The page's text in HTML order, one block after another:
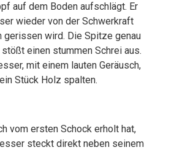
auf dem Boden aufschlägt. Er
wieder von der Schwerkraft
gerissen wird. Die Spitze genau
einen stummen Schrei aus.
mit einem lauten Geräusch,
Stück Holz spalten.
vom ersten Schock erholt hat,
steckt direkt neben seinem